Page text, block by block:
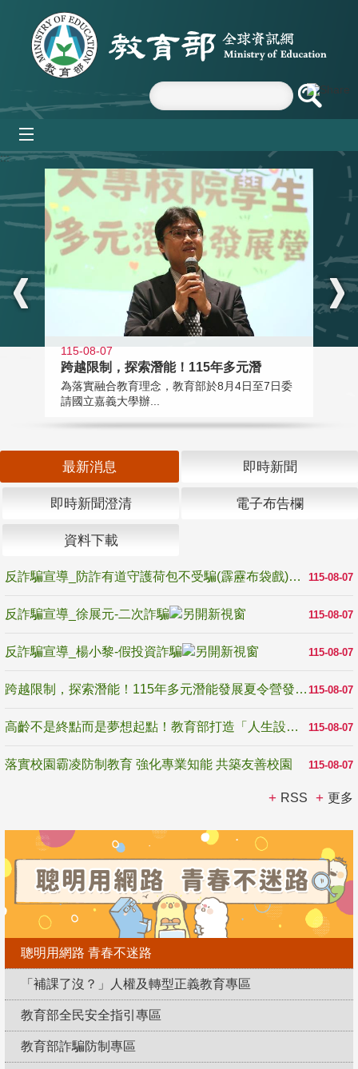
跳到主要內容區塊
:::
115-08-07
跨越限制，探索潛能！115年多元潛
為落實融合教育理念，教育部於8月4日至7日委
請國立嘉義大學辦...
最新消息 即時新聞
即時新聞澄清 電子布告欄
資料下載
115-08-07
反詐騙宣導_防詐有道守護荷包不受騙(霹靂布袋戲)
115-08-07
反詐騙宣導_徐展元-二次詐騙
115-08-07
反詐騙宣導_楊小黎-假投資詐騙
115-08-07
跨越限制，探索潛能！115年多元潛能發展夏令營發掘生命無限可能
115-08-07
高齡不是終點而是夢想起點！教育部打造「人生設計夢工場」 參展第3屆高齡健康產業博覽會
115-08-07
落實校園霸凌防制教育 強化專業知能 共築友善校園
RSS 更多
聰明用網路 青春不迷路
「補課了沒？」人權及轉型正義教育專區
教育部全民安全指引專區
教育部詐騙防制專區